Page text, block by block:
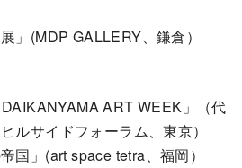
」(MDP GALLERY、鎌倉）
ART WEEK」（代
ルサイドフォーラム、東京）
国」(art space tetra、福岡）